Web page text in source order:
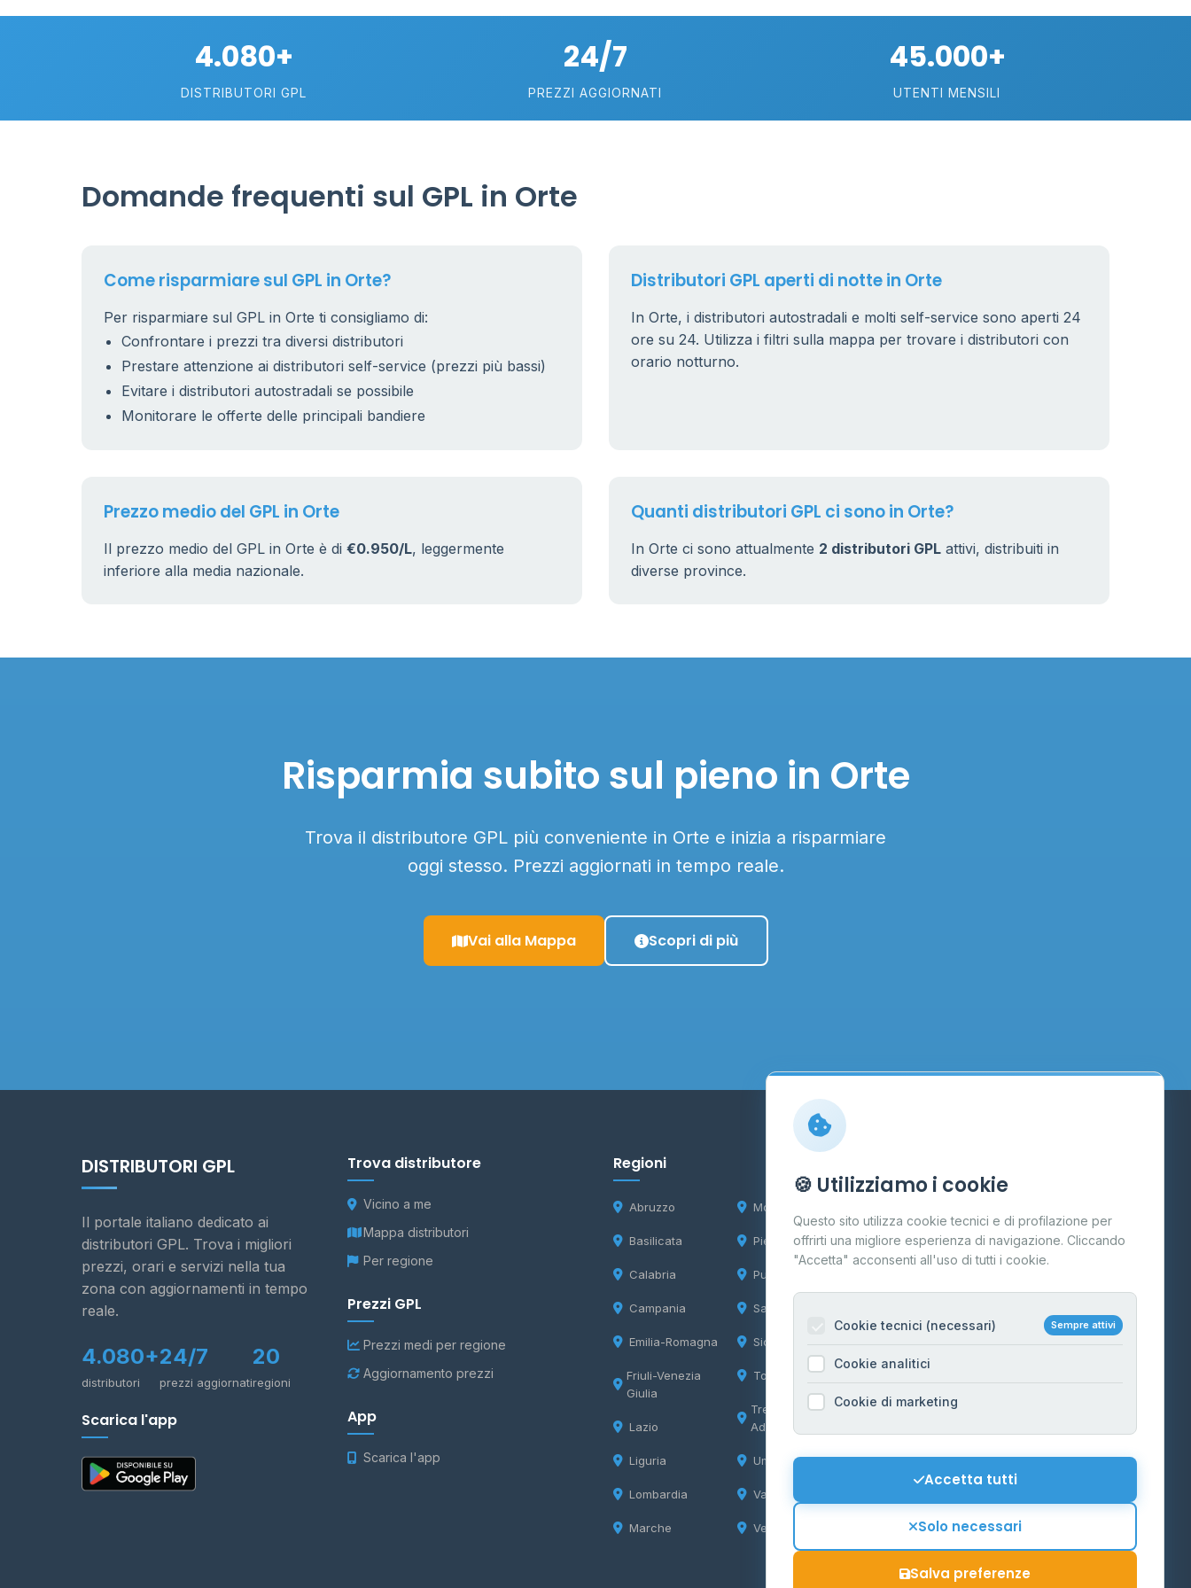
4.080+
DISTRIBUTORI GPL
24/7
PREZZI AGGIORNATI
45.000+
UTENTI MENSILI
Domande frequenti sul GPL in Orte
Come risparmiare sul GPL in Orte?
Per risparmiare sul GPL in Orte ti consigliamo di:
Confrontare i prezzi tra diversi distributori
Prestare attenzione ai distributori self-service (prezzi più bassi)
Evitare i distributori autostradali se possibile
Monitorare le offerte delle principali bandiere
Distributori GPL aperti di notte in Orte
In Orte, i distributori autostradali e molti self-service sono aperti 24
ore su 24. Utilizza i filtri sulla mappa per trovare i distributori con
orario notturno.
Prezzo medio del GPL in Orte
Il prezzo medio del GPL in Orte è di €0.950/L, leggermente
inferiore alla media nazionale.
Quanti distributori GPL ci sono in Orte?
In Orte ci sono attualmente 2 distributori GPL attivi, distribuiti in
diverse province.
Risparmia subito sul pieno in Orte
Trova il distributore GPL più conveniente in Orte e inizia a risparmiare
oggi stesso. Prezzi aggiornati in tempo reale.
Vai alla Mappa Scopri di più
DISTRIBUTORI GPL
Il portale italiano dedicato ai
distributori GPL. Trova i migliori
prezzi, orari e servizi nella tua
zona con aggiornamenti in tempo
reale.
4.080+
distributori
24/7
prezzi aggiornati
20
regioni
Scarica l'app
Trova distributore
Vicino a me
Mappa distributori
Per regione
Prezzi GPL
Prezzi medi per regione
Aggiornamento prezzi
App
Scarica l'app
Regioni
Abruzzo
Basilicata
Calabria
Campania
Emilia-Romagna
Friuli-Venezia
Giulia
Lazio
Liguria
Lombardia
Marche
Molise
Piemonte
Puglia
Sardegna
Sicilia
Toscana
Trentino-Alto
Adige
Umbria
Valle d'Aosta
Veneto
Contatti
Per gestori
Informazioni legali
Privacy Policy
Cookie Policy
Mappa del sito
Contattaci
🍪 Utilizziamo i cookie
Questo sito utilizza cookie tecnici e di profilazione per
offrirti una migliore esperienza di navigazione. Cliccando
"Accetta" acconsenti all'uso di tutti i cookie.
Cookie tecnici (necessari) Sempre attivi
Cookie analitici
Cookie di marketing
Accetta tutti
Solo necessari
Salva preferenze